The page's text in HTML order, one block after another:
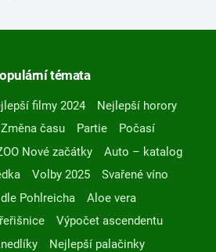
témata
filmy 2024
Nejlepší horory
Změna času Partie
Počasí
Nové začátky
Auto – katalog
Volby 2025
Svařené víno
Pohlreicha
Aloe vera
Výpočet ascendentu
Nejlepší palačinky